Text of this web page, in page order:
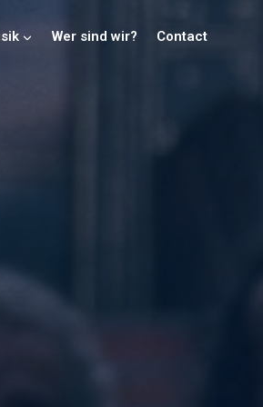
Wer sind wir? Contact